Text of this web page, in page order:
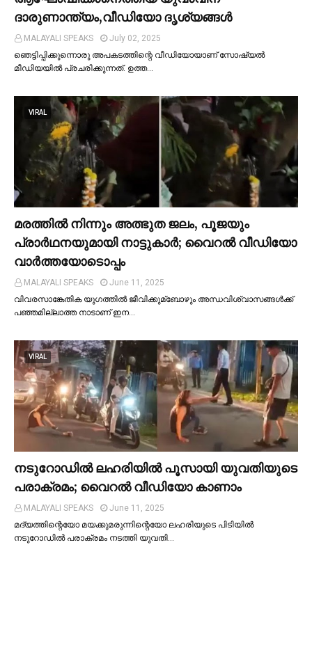
ദാരുണാന്ത്യം,വീഡിയോ ദൃശ്യങ്ങൾ
MALAYALI SPEAKS
July 02, 2025
ഞെട്ടിപ്പിക്കുന്നൊരു അപകടത്തിന്റെ വീഡിയോയാണ് സോഷ്യല്‍
മീഡിയയില്‍ പ്രചരിക്കുന്നത്. ഉത്ത…
VIRAL
മരത്തില്‍ നിന്നും അത്ഭുത ജലം, പൂജയും
പ്രാര്‍ഥനയുമായി നാട്ടുകാര്‍; വൈറൽ വീഡിയോ
വാർത്തയോടൊപ്പം
MALAYALI SPEAKS
June 11, 2025
വിവരസാങ്കേതിക യുഗത്തില്‍ ജീവിക്കുമ്ബോഴും അന്ധവിശ്വാസങ്ങള്‍ക്ക്
പഞ്ഞമില്ലാത്ത നാടാണ് ഇന…
VIRAL
നടുറോഡില്‍ ലഹരിയില്‍ പൂസായി യുവതിയുടെ
പരാക്രമം; വൈറൽ വീഡിയോ കാണാം
MALAYALI SPEAKS
June 11, 2025
മദ്യത്തിന്റെയോ മയക്കുമരുന്നിന്റെയോ ലഹരിയുടെ പിടിയില്‍
നടുറോഡില്‍ പരാക്രമം നടത്തി യുവതി…